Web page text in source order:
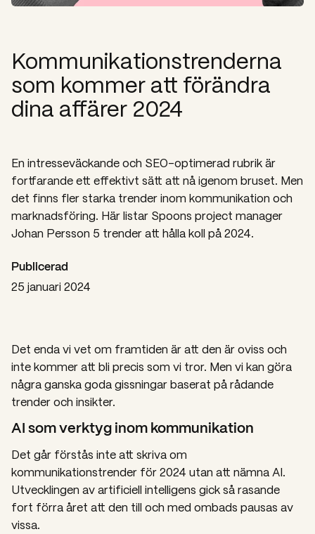
Kommunikationstrenderna
som kommer att förändra
dina affärer 2024
En intresseväckande och SEO-optimerad rubrik är
fortfarande ett effektivt sätt att nå igenom bruset. Men
det finns fler starka trender inom kommunikation och
marknadsföring. Här listar Spoons project manager
Johan Persson 5 trender att hålla koll på 2024.
Publicerad
25 januari 2024
Det enda vi vet om framtiden är att den är oviss och
inte kommer att bli precis som vi tror. Men vi kan göra
några ganska goda gissningar baserat på rådande
trender och insikter.
AI som verktyg inom kommunikation
Det går förstås inte att skriva om
kommunikationstrender för 2024 utan att nämna AI.
Utvecklingen av artificiell intelligens gick så rasande
fort förra året att den till och med ombads pausas av
vissa.